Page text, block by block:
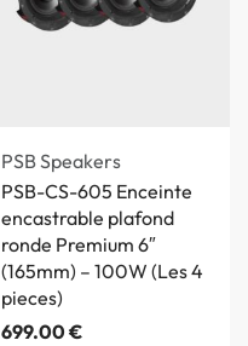
PSB Speakers
PSB-CS-605 Enceinte
encastrable plafond
ronde Premium 6″
(165mm) – 100W (Les 4
pieces)
699.00€